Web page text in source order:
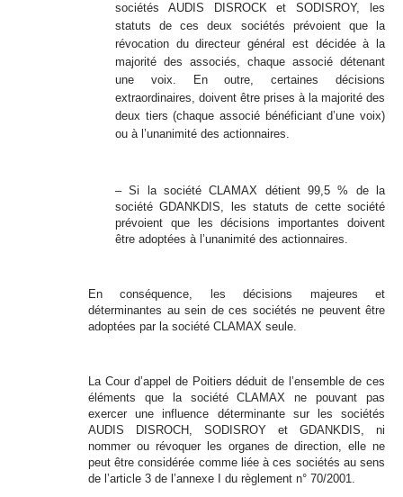
sociétés AUDIS DISROCK et SODISROY, les
statuts de ces deux sociétés prévoient que la
révocation du directeur général est décidée à la
majorité des associés, chaque associé détenant
une voix.
En outre, certaines décisions
extraordinaires, doivent être prises à la majorité des
deux tiers (chaque associé bénéficiant d’une voix)
ou à l’unanimité des actionnaires.
– Si la société CLAMAX détient 99,5 % de la
société GDANKDIS, les statuts de cette société
prévoient que les décisions importantes doivent
être adoptées à l’unanimité des actionnaires.
En conséquence, les décisions majeures et
déterminantes au sein de ces sociétés ne peuvent être
adoptées par la société CLAMAX seule.
La Cour d’appel de Poitiers déduit de l’ensemble de ces
éléments que la société CLAMAX ne pouvant pas
exercer une influence déterminante sur les sociétés
AUDIS DISROCH, SODISROY et GDANKDIS, ni
nommer ou révoquer les organes de direction, elle ne
peut être considérée comme liée à ces sociétés au sens
de l’article 3 de l’annexe I du règlement n° 70/2001.